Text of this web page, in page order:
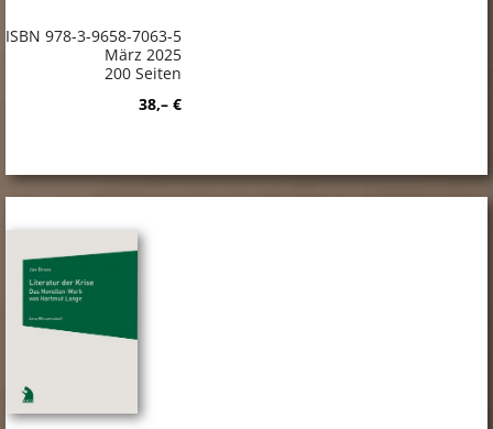
ISBN 978-3-9658-7063-5
März 2025
200 Seiten
38,– €